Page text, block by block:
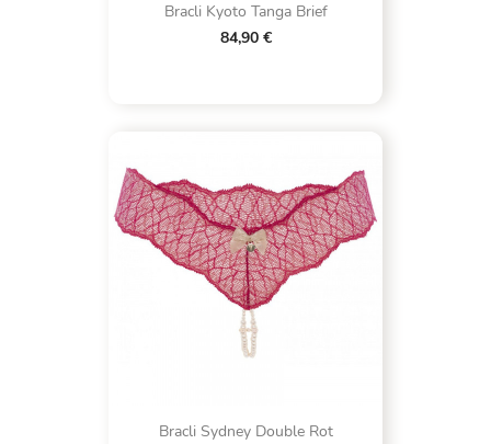
Bracli Kyoto Tanga Brief
84,90 €
Bracli Sydney Double Rot